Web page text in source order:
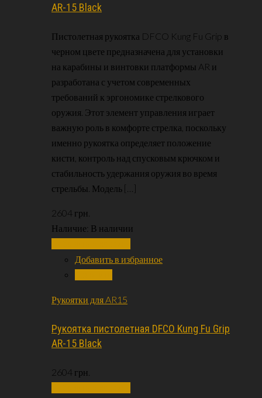
AR-15 Black
Пистолетная рукоятка DFCO Kung Fu Grip в
черном цвете предназначена для установки
на карабины и винтовки платформы AR и
разработана с учетом современных
требований к эргономике стрелкового
оружия. Этот элемент управления играет
важную роль в комфорте стрелка, поскольку
именно рукоятка определяет положение
кисти, контроль над спусковым крючком и
стабильность удержания оружия во время
стрельбы. Модель […]
2604 грн.
Наличие: В наличии
Добавить в избранное
Рукоятки для AR15
Рукоятка пистолетная DFCO Kung Fu Grip
AR-15 Black
2604 грн.